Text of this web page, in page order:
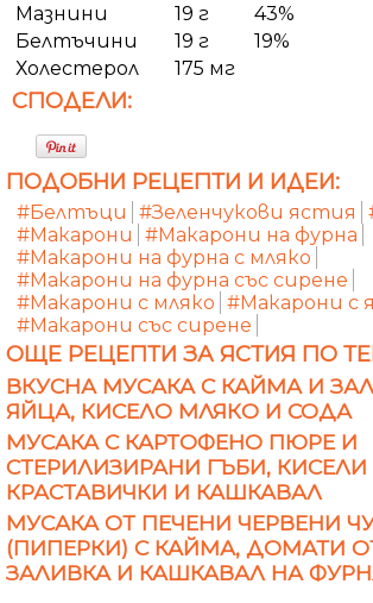
Мазнини
19 г
43%
Белтъчини
19 г
19%
Холестерол
175 мг
СПОДЕЛИ:
ПОДОБНИ РЕЦЕПТИ И ИДЕИ:
#Белтъци #Зеленчукови ястия
#Макарони
#Макарони на фурна
#Макарони на фурна с мляко
#Макарони на фурна със сирене
#Макарони с мляко #Макарони с
#Макарони със сирене
ОЩЕ РЕЦЕПТИ ЗА ЯСТИЯ ПО
ВКУСНА МУСАКА С КАЙМА И
ЯЙЦА, КИСЕЛО МЛЯКО И СОДА
МУСАКА С КАРТОФЕНО ПЮРЕ И
СТЕРИЛИЗИРАНИ ГЪБИ, КИСЕЛИ
КРАСТАВИЧКИ И КАШКАВАЛ
МУСАКА ОТ ПЕЧЕНИ ЧЕРВЕНИ
(ПИПЕРКИ) С КАЙМА, ДОМАТИ
ЗАЛИВКА И КАШКАВАЛ НА